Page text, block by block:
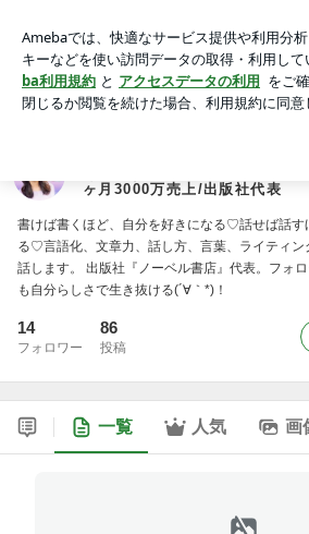
「言葉」の力でいじめられっ子から講
上/出版社代表
アプリをダウンロードして ブログの更新通知
ょう。
ヶ月3000万売上/出版社代表
書けば書くほど、自分を好きになる♡話せば話す
る♡言語化、文章力、話し方、言葉、ライティン
話します。 出版社『ノーベル書店』代表。フォ
も自分らしさで生き抜ける(´∀｀*)！
14
フォロワー
86
投稿
一覧 人気 画